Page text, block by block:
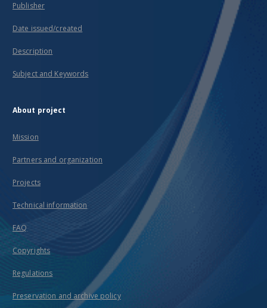
Publisher
Date issued/created
Description
Subject and Keywords
About project
Mission
Partners and organization
Projects
Technical information
FAQ
Copyrights
Regulations
Preservation and archive policy